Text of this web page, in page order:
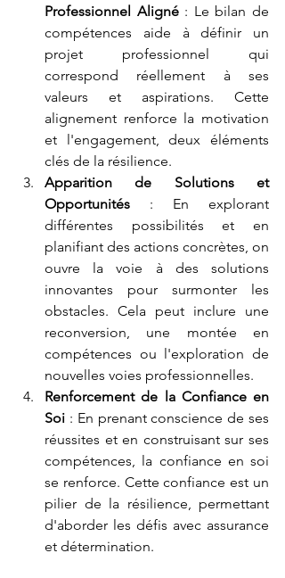
Professionnel Aligné : Le bilan de
compétences aide à définir un
projet professionnel qui
correspond réellement à ses
valeurs et aspirations. Cette
alignement renforce la motivation
et l'engagement, deux éléments
clés de la résilience.
Apparition de Solutions et
Opportunités : En explorant
différentes possibilités et en
planifiant des actions concrètes, on
ouvre la voie à des solutions
innovantes pour surmonter les
obstacles. Cela peut inclure une
reconversion, une montée en
compétences ou l'exploration de
nouvelles voies professionnelles.
Renforcement de la Confiance en
Soi : En prenant conscience de ses
réussites et en construisant sur ses
compétences, la confiance en soi
se renforce. Cette confiance est un
pilier de la résilience, permettant
d'aborder les défis avec assurance
et détermination.